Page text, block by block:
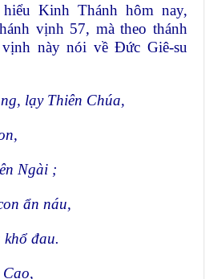
Kinh Thánh hôm nay,
vịnh 57, mà theo thánh
này nói về Đức Giê-su
lạy Thiên Chúa,
Ngài ;
ẩn náu,
đau.